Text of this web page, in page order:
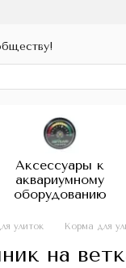
Аксессуары к
аквариумному
оборудованию
улиток Корма для
на